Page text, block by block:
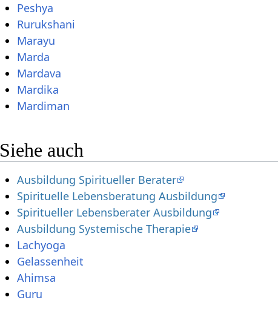
Peshya
Rurukshani
Marayu
Marda
Mardava
Mardika
Mardiman
Siehe auch
Ausbildung Spiritueller Berater
Spirituelle Lebensberatung Ausbildung
Spiritueller Lebensberater Ausbildung
Ausbildung Systemische Therapie
Lachyoga
Gelassenheit
Ahimsa
Guru